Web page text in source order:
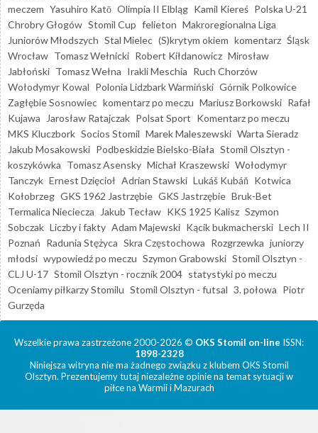
meczem Yasuhiro Katō Olimpia II Elbląg Kamil Kiereś Polska U-21
Chrobry Głogów Stomil Cup felieton Makroregionalna Liga
Juniorów Młodszych Stal Mielec (S)krytym okiem komentarz Śląsk
Wrocław Tomasz Wełnicki Robert Kiłdanowicz Mirosław
Jabłoński Tomasz Wełna Irakli Meschia Ruch Chorzów
Wołodymyr Kowal Polonia Lidzbark Warmiński Górnik Polkowice
Zagłębie Sosnowiec komentarz po meczu Mariusz Borkowski Rafał
Kujawa
Jarosław Ratajczak Polsat Sport Komentarz po meczu
MKS Kluczbork Socios Stomil Marek Maleszewski Warta Sieradz
Jakub Mosakowski Podbeskidzie Bielsko-Biała Stomil Olsztyn -
koszykówka Tomasz Asensky Michał Kraszewski Wołodymyr
Tanczyk Ernest Dzięcioł Adrian Stawski Lukáš Kubáň Kotwica
Kołobrzeg GKS 1962 Jastrzębie GKS Jastrzębie Bruk-Bet
Termalica Nieciecza
Jakub Tecław KKS 1925 Kalisz Szymon
Sobczak Liczby i fakty Adam Majewski Kącik bukmacherski Lech II
Poznań Radunia Stężyca Skra Częstochowa Rozgrzewka juniorzy
młodsi wypowiedź po meczu Szymon Grabowski Stomil Olsztyn -
CLJ U-17 Stomil Olsztyn - rocznik 2004 statystyki po meczu
Oceniamy piłkarzy Stomilu Stomil Olsztyn - futsal 3. połowa Piotr
Gurzęda
Wszelkie prawa zastrzeżone 2000-2026 © OKS Stomil on-line ISSN:
1898-2328
Niniejsza witryna nie ma żadnego związku z klubem OKS Stomil
Olsztyn. Prezentujemy tutaj niezależne opinie na temat sytuacji w
piłce na Warmii i Mazurach